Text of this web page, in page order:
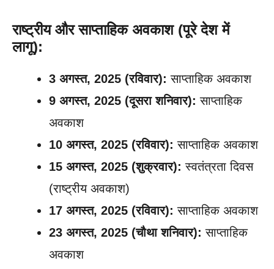
राष्ट्रीय और साप्ताहिक अवकाश (पूरे देश में
लागू):
3 अगस्त, 2025 (रविवार): साप्ताहिक अवकाश
9 अगस्त, 2025 (दूसरा शनिवार): साप्ताहिक
अवकाश
10 अगस्त, 2025 (रविवार): साप्ताहिक अवकाश
15 अगस्त, 2025 (शुक्रवार): स्वतंत्रता दिवस
(राष्ट्रीय अवकाश)
17 अगस्त, 2025 (रविवार): साप्ताहिक अवकाश
23 अगस्त, 2025 (चौथा शनिवार): साप्ताहिक
अवकाश